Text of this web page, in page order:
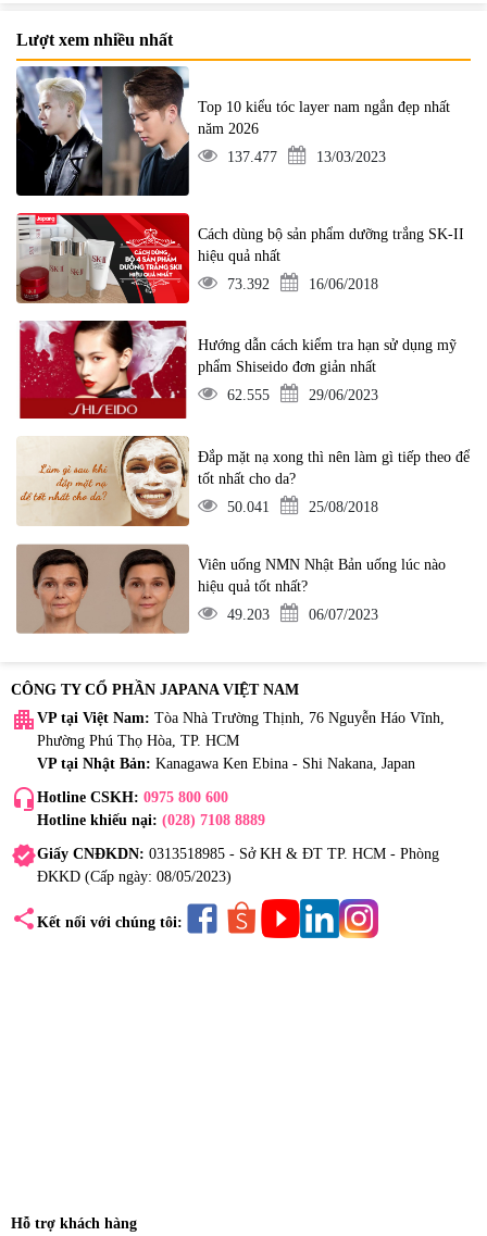
Lượt xem nhiều nhất
Top 10 kiểu tóc layer nam ngắn đẹp nhất
năm 2026
137.477
13/03/2023
Cách dùng bộ sản phẩm dưỡng trắng SK-II
hiệu quả nhất
73.392
16/06/2018
Hướng dẫn cách kiểm tra hạn sử dụng mỹ
phẩm Shiseido đơn giản nhất
62.555
29/06/2023
Đắp mặt nạ xong thì nên làm gì tiếp theo để
tốt nhất cho da?
50.041
25/08/2018
Viên uống NMN Nhật Bản uống lúc nào
hiệu quả tốt nhất?
49.203
06/07/2023
CÔNG TY CỔ PHẦN JAPANA VIỆT NAM
apartment VP tại Việt Nam: Tòa Nhà Trường Thịnh, 76 Nguyễn Háo Vĩnh,
Phường Phú Thọ Hòa, TP. HCM
VP tại Nhật Bản: Kanagawa Ken Ebina - Shi Nakana, Japan
headset_mic Hotline CSKH: 0975 800 600
Hotline khiếu nại: (028) 7108 8889
verifiedGiấy CNĐKDN: 0313518985 - Sở KH & ĐT TP. HCM - Phòng
ĐKKD (Cấp ngày: 08/05/2023)
share Kết nối với chúng tôi:
Hỗ trợ khách hàng